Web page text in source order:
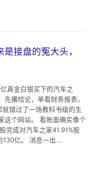
接盘的冤大头，
真金白银买下的汽车之
撂结论，单看财务报表，
错过了一场教科书级的生
这个网站。 看账面确实像个
完成对汽车之家41.91%股
130亿。 消息一出...